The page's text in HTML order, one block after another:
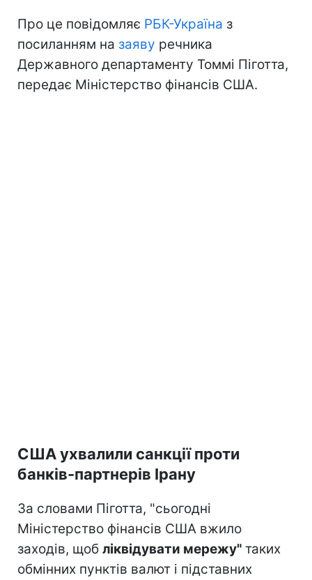
Про це повідомляє РБК-Україна з
посиланням на заяву речника
Державного департаменту Томмі Піготта,
передає Міністерство фінансів США.
США ухвалили санкції проти
банків-партнерів Ірану
За словами Піготта, "сьогодні
Міністерство фінансів США вжило
заходів, щоб ліквідувати мережу" таких
обмінних пунктів валют і підставних